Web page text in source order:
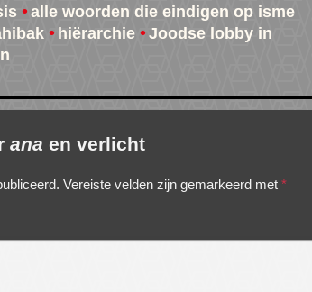
alle woorden die eindigen op isme
hiërarchie
Joodse lobby in
ana en verlicht
Vereiste velden zijn gemarkeerd met *